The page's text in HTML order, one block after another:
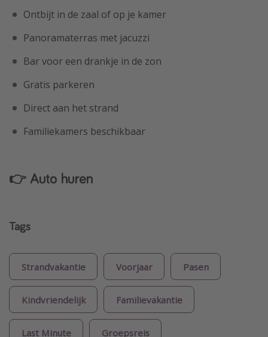
Ontbijt in de zaal of op je kamer
Panoramaterras met jacuzzi
Bar voor een drankje in de zon
Gratis parkeren
Direct aan het strand
Familiekamers beschikbaar
👉 Auto huren
Tags
Strandvakantie Voorjaar Pasen
Kindvriendelijk Familievakantie
Last Minute Groepsreis